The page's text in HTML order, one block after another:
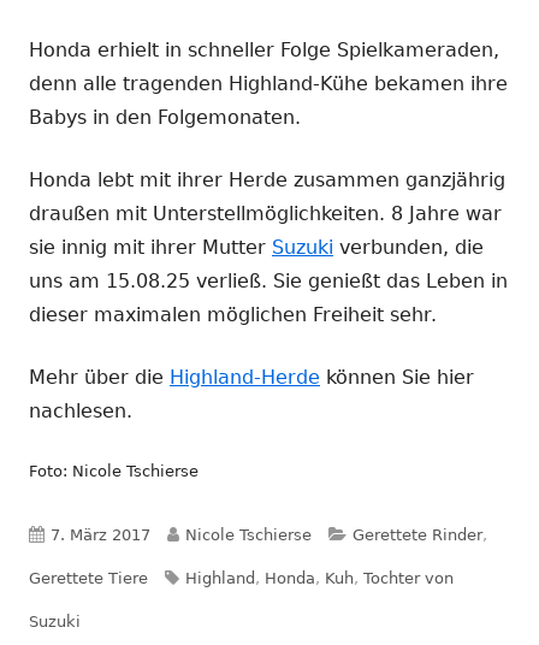
Honda erhielt in schneller Folge Spielkameraden,
denn alle tragenden Highland-Kühe bekamen ihre
Babys in den Folgemonaten.
Honda lebt mit ihrer Herde zusammen ganzjährig
draußen mit Unterstellmöglichkeiten. 8 Jahre war
sie innig mit ihrer Mutter Suzuki verbunden, die
uns am 15.08.25 verließ. Sie genießt das Leben in
dieser maximalen möglichen Freiheit sehr.
Mehr über die Highland-Herde können Sie hier
nachlesen.
Foto: Nicole Tschierse
Veröffentlicht
am
7. März 2017 Autor
Nicole Tschierse Kategorien
Gerettete Rinder,
Gerettete Tiere Schlagwörter
Highland , Honda, Kuh, Tochter von
Suzuki